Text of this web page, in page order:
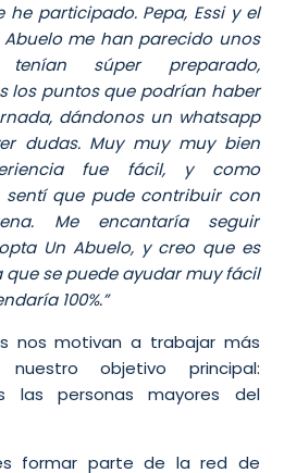
he participado. Pepa, Essi y el
me han parecido unos
súper preparado,
los puntos que podrían haber
dándonos un whatsapp
dudas. Muy muy muy bien
fue fácil, y como
sentí que pude contribuir con
Me encantaría seguir
Un Abuelo, y creo que es
se puede ayudar muy fácil
100%.”
nos motivan a trabajar más
objetivo principal:
las personas mayores del
formar parte de la red de